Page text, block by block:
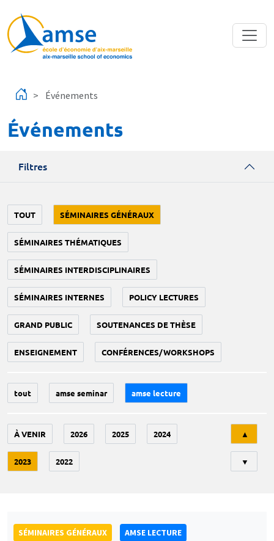
Événements
Événements
Filtres
TOUT SÉMINAIRES GÉNÉRAUX
SÉMINAIRES THÉMATIQUES
SÉMINAIRES INTERDISCIPLINAIRES
SÉMINAIRES INTERNES POLICY LECTURES
GRAND PUBLIC SOUTENANCES DE THÈSE
ENSEIGNEMENT CONFÉRENCES/WORKSHOPS
tout amse seminar amse lecture
À VENIR 2026 2025 2024
2023 2022
▲
▼
SÉMINAIRES GÉNÉRAUX
AMSE LECTURE